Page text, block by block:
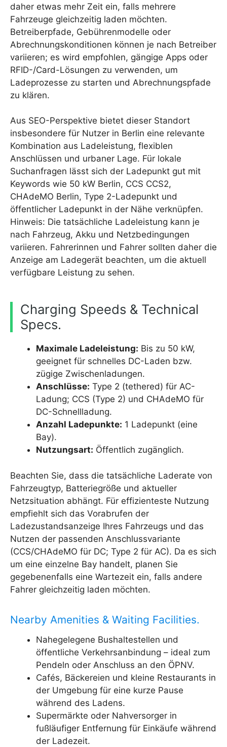
daher etwas mehr Zeit ein, falls mehrere
Fahrzeuge gleichzeitig laden möchten.
Betreiberpfade, Gebührenmodelle oder
Abrechnungskonditionen können je nach Betreiber
variieren; es wird empfohlen, gängige Apps oder
RFID-/Card-Lösungen zu verwenden, um
Ladeprozesse zu starten und Abrechnungspfade
zu klären.
Aus SEO-Perspektive bietet dieser Standort
insbesondere für Nutzer in Berlin eine relevante
Kombination aus Ladeleistung, flexiblen
Anschlüssen und urbaner Lage. Für lokale
Suchanfragen lässt sich der Ladepunkt gut mit
Keywords wie 50 kW Berlin, CCS CCS2,
CHAdeMO Berlin, Type 2-Ladepunkt und
öffentlicher Ladepunkt in der Nähe verknüpfen.
Hinweis: Die tatsächliche Ladeleistung kann je
nach Fahrzeug, Akku und Netzbedingungen
variieren. Fahrerinnen und Fahrer sollten daher die
Anzeige am Ladegerät beachten, um die aktuell
verfügbare Leistung zu sehen.
Charging Speeds & Technical
Specs.
Maximale Ladeleistung: Bis zu 50 kW,
geeignet für schnelles DC-Laden bzw.
zügige Zwischenladungen.
Anschlüsse: Type 2 (tethered) für AC-
Ladung; CCS (Type 2) und CHAdeMO für
DC-Schnellladung.
Anzahl Ladepunkte: 1 Ladepunkt (eine
Bay).
Nutzungsart: Öffentlich zugänglich.
Beachten Sie, dass die tatsächliche Laderate von
Fahrzeugtyp, Batteriegröße und aktueller
Netzsituation abhängt. Für effizienteste Nutzung
empfiehlt sich das Vorabrufen der
Ladezustandsanzeige Ihres Fahrzeugs und das
Nutzen der passenden Anschlussvariante
(CCS/CHAdeMO für DC; Type 2 für AC). Da es sich
um eine einzelne Bay handelt, planen Sie
gegebenenfalls eine Wartezeit ein, falls andere
Fahrer gleichzeitig laden möchten.
Nearby Amenities & Waiting Facilities.
Nahegelegene Bushaltestellen und
öffentliche Verkehrsanbindung – ideal zum
Pendeln oder Anschluss an den ÖPNV.
Cafés, Bäckereien und kleine Restaurants in
der Umgebung für eine kurze Pause
während des Ladens.
Supermärkte oder Nahversorger in
fußläufiger Entfernung für Einkäufe während
der Ladezeit.